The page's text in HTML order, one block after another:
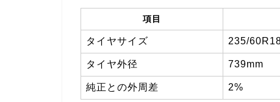
項目
タイヤサイズ 235/
タイヤ外径 739mm
純正との外周差 2%